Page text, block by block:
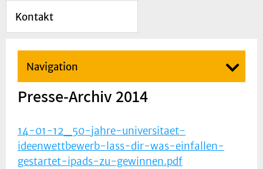
Kontakt
Navigation
Presse-Archiv 2014
14-01-12_50-jahre-universitaet-
ideenwettbewerb-lass-dir-was-einfallen-
gestartet-ipads-zu-gewinnen.pdf